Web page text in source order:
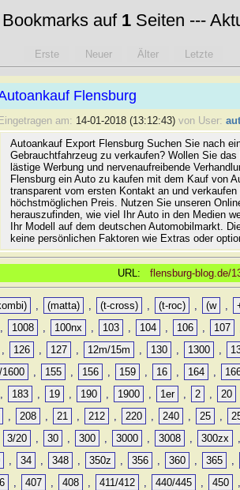
auf 1Seiten ---
Erste Neuer Älter Letzte
Flensburg
Eingetragen am: 14-01-2018 (13:12:43) von User:
Autoankauf Export Flensburg Suchen Sie nach
Gebrauchtfahrzeug zu verkaufen? Wollen Sie
lästige Werbung und nervenaufreibende
Flensburg ein Auto zu kaufen mit dem Kauf von
transparent vom ersten Kontakt an und
höchstmöglichen Preis. Nutzen Sie unseren
herauszufinden, wie viel Ihr Auto in den Medien
Ihr Modell auf dem deutschen Automobilmarkt.
keine persönlichen Faktoren wie Extras oder
URL: flensburg-blog.de/
, (matta) , (t-cross) , (t-roc) , (w ,
, 1008 , 100nx , 103 , 104 , 106 , 107
, 126 , 127 , 12m/15m , 130 , 1300 ,
1600 , 155 , 156 , 159 , 16 , 164 ,
, 183 , 19 , 190 , 1900 , 1er , 2 , 20
, 208 , 21 , 212 , 220 , 240 , 25 ,
3/20 , 30 , 300 , 3000 , 3008 , 300zx ,
, 34 , 348 , 350z , 356 , 360 , 365 ,
, 407 , 408 , 411/412 , 440/445 , 450 ,